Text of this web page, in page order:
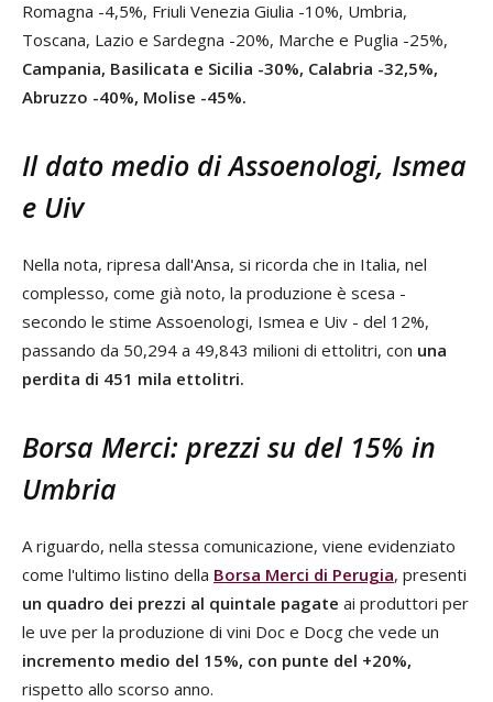
Romagna -4,5%, Friuli Venezia Giulia -10%, Umbria,
Toscana, Lazio e Sardegna -20%, Marche e Puglia -25%,
Campania, Basilicata e Sicilia -30%, Calabria -32,5%,
Abruzzo -40%, Molise -45%.
Il dato medio di Assoenologi, Ismea
e Uiv
Nella nota, ripresa dall'Ansa, si ricorda che in Italia, nel
complesso, come già noto, la produzione è scesa -
secondo le stime Assoenologi, Ismea e Uiv - del 12%,
passando da 50,294 a 49,843 milioni di ettolitri, con una
perdita di 451 mila ettolitri.
Borsa Merci: prezzi su del 15% in
Umbria
A riguardo, nella stessa comunicazione, viene evidenziato
come l'ultimo listino della Borsa Merci di Perugia, presenti
un quadro dei prezzi al quintale pagate ai produttori per
le uve per la produzione di vini Doc e Docg che vede un
incremento medio del 15%, con punte del +20%,
rispetto allo scorso anno.